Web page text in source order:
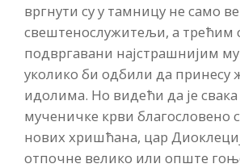
вргнути су у тамницу не само
свештенослужитељи, а трећим
подвргавани најстрашнијим
уколико би одбили да принесу
идолима. Но видећи да је свака
мученичке крви благословено
нових хришћана, цар
отпочне велико или опште